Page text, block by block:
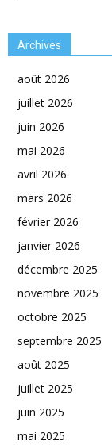
Archives
août 2026
juillet 2026
juin 2026
mai 2026
avril 2026
mars 2026
février 2026
janvier 2026
décembre 2025
novembre 2025
octobre 2025
septembre 2025
août 2025
juillet 2025
juin 2025
mai 2025